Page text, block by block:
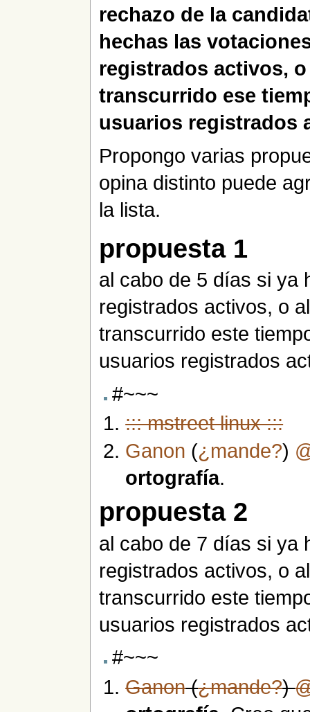
rechazo de la
hechas las
registrados activos,
transcurrido ese
usuarios registrados
Propongo varias
opina distinto puede
la lista.
propuesta 1
al cabo de 5 días si ya
registrados activos, o
transcurrido este
usuarios registrados
#~~~
::: mstreet linux :::
Ganon (¿mande?)
ortografía.
propuesta 2
al cabo de 7 días si ya
registrados activos, o
transcurrido este
usuarios registrados
#~~~
Ganon(¿mande?)